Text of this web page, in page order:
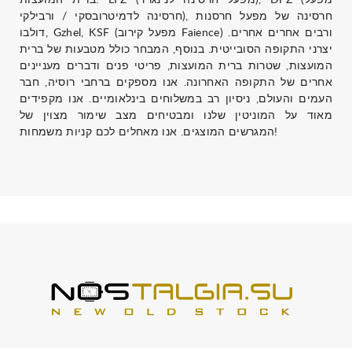
חרסינה לדמיטרובסקי / ורבילקי), חרסינה של מפעל חרסנות
דולבו, Gzhel, KSF (מפעל קירוב Faience) ורבים אחרים אחרים.
יצרני התקופה הסובייטית. בנוסף, המבחר כולל מטבעות של ברית
המועצות, שטרות ברית המועצות, פריטי פנים ודברים מעניינים
אחרים של התקופה האחרונה. אנו מספקים ברחבי רוסיה, חבר
העמים והעולם, ניסיון רב במשלוחים בינלאומיים. אנו מקפידים
מאוד על המוניטין שלנו ומבטיחים מצב שימור מצוין של
המגרשים המוצגים. אנו מאחלים לכם קניות משמחות!